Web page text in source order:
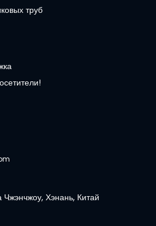
труб
Чжэнчжоу, Хэнань, Китай